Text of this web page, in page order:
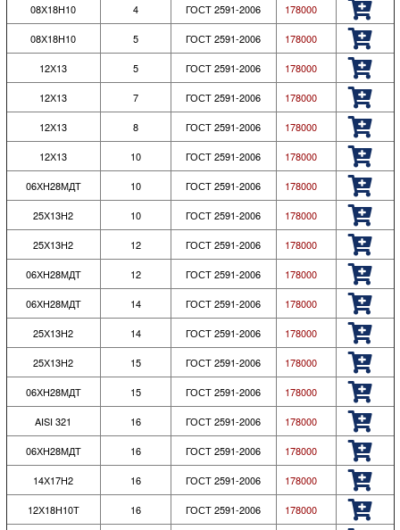
08Х18Н10 4 ГОСТ 2591-2006 178000
08Х18Н10 5 ГОСТ 2591-2006 178000
12Х13 5 ГОСТ 2591-2006 178000
12Х13 7 ГОСТ 2591-2006 178000
12Х13 8 ГОСТ 2591-2006 178000
12Х13 10 ГОСТ 2591-2006 178000
06ХН28МДТ 10 ГОСТ 2591-2006 178000
25Х13Н2 10 ГОСТ 2591-2006 178000
25Х13Н2 12 ГОСТ 2591-2006 178000
06ХН28МДТ 12 ГОСТ 2591-2006 178000
06ХН28МДТ 14 ГОСТ 2591-2006 178000
25Х13Н2 14 ГОСТ 2591-2006 178000
25Х13Н2 15 ГОСТ 2591-2006 178000
06ХН28МДТ 15 ГОСТ 2591-2006 178000
AISI 321 16 ГОСТ 2591-2006 178000
06ХН28МДТ 16 ГОСТ 2591-2006 178000
14Х17Н2 16 ГОСТ 2591-2006 178000
12Х18Н10Т 16 ГОСТ 2591-2006 178000